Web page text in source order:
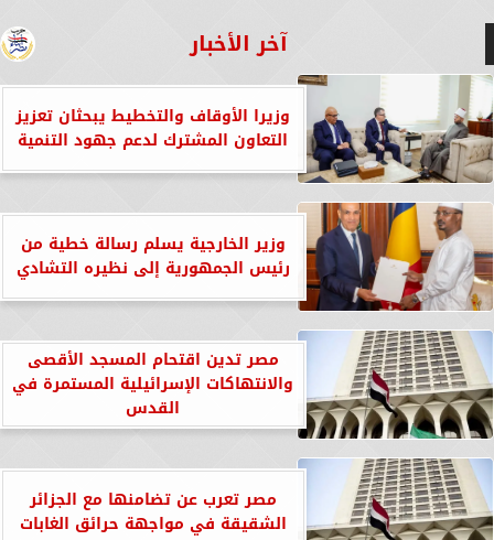
آخر الأخبار
وزيرا الأوقاف والتخطيط يبحثان تعزيز
التعاون المشترك لدعم جهود التنمية
وزير الخارجية يسلم رسالة خطية من
رئيس الجمهورية إلى نظيره التشادي
مصر تدين اقتحام المسجد الأقصى
والانتهاكات الإسرائيلية المستمرة في
القدس
مصر تعرب عن تضامنها مع الجزائر
الشقيقة في مواجهة حرائق الغابات